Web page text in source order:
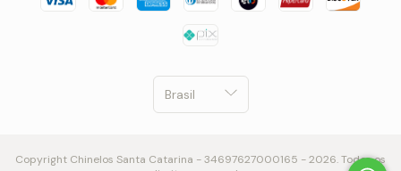
Copyright Chinelos Santa Catarina - 34697627000165 - 2026. Todos os